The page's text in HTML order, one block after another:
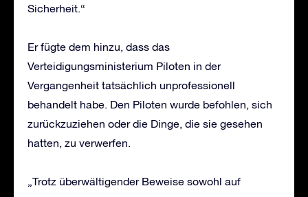
Sicherheit.“
Er fügte dem hinzu, dass das
Verteidigungsministerium Piloten in der
Vergangenheit tatsächlich unprofessionell
behandelt habe. Den Piloten wurde befohlen, sich
zurückzuziehen oder die Dinge, die sie gesehen
hatten, zu verwerfen.
„Trotz überwältigender Beweise sowohl auf